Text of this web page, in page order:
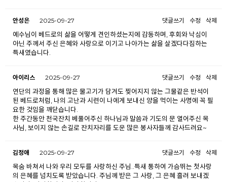
안성은 2025-09-27 댓글쓰기 수정 삭제
예수님이 베드로의 삶을 어떻게 견인하셨는지에 감동하며, 후회와 낙심이
아닌 주께서 주신 은혜와 사랑으로 이기고 나아가는 삶을 살겠다다짐하는
특새였습니다.
아이리스 2025-09-27 댓글쓰기 수정 삭제
연단의 과정을 통해 많은 물고기가 담겨도 찢어지지 않는 그물같은 반석이
된 베드로처럼, 나의 고난과 시련이 나에게 보내신 양을 먹이는 사명에 꼭 필
요한 것임을 깨닫습니다.
한 주간동안 천국잔치 베풀어주신 하나님과 말씀과 기도의 문 열어주신 목
사님, 보이지 않는 손길로 잔치자리를 도운 많은 봉사자들께 감사드려요~
김정애 2025-09-27 댓글쓰기 수정 삭제
목숨 바쳐서 나와 우리 모두를 사랑하신 주님..특새 통하여 가슴뛰는 첫사랑
의 은혜를 넘치도록 받았습니다. 주님께 받은 그 사랑, 그 은혜 흘려 보내겠